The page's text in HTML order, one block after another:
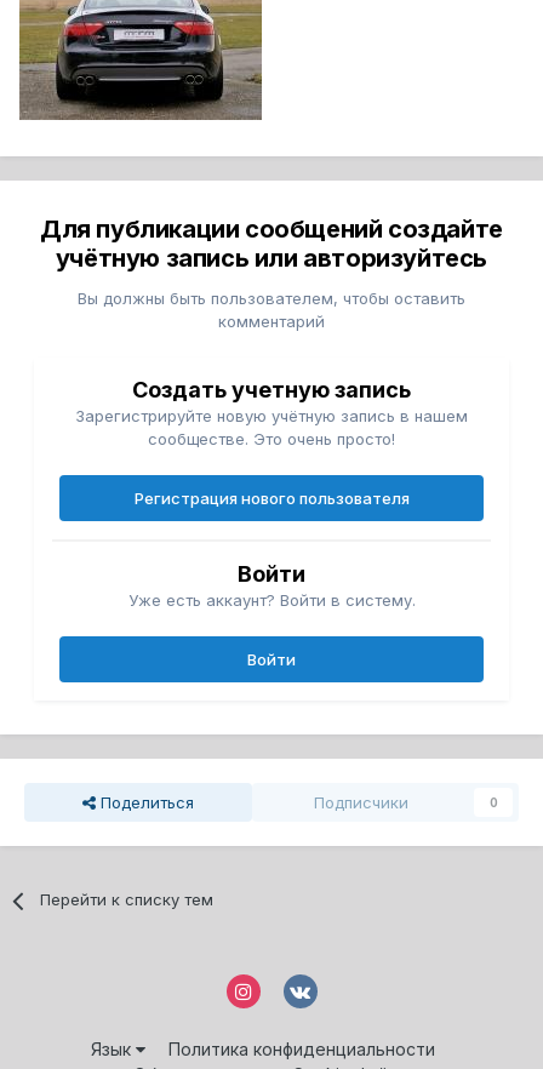
Для публикации сообщений создайте
учётную запись или авторизуйтесь
Вы должны быть пользователем, чтобы оставить
комментарий
Создать учетную запись
Зарегистрируйте новую учётную запись в нашем
сообществе. Это очень просто!
Регистрация нового пользователя
Войти
Уже есть аккаунт? Войти в систему.
Войти
Поделиться Подписчики 0
Перейти к списку тем
Язык
Политика конфиденциальности